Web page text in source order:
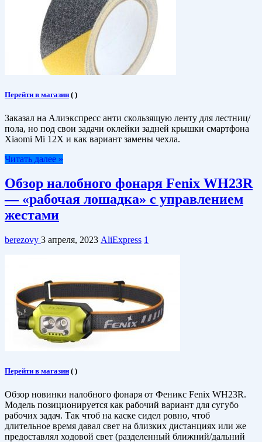
Перейти в магазин ( )
Заказал на Алиэкспресс анти скользящую ленту для лестниц/
пола, но под свои задачи оклейки задней крышки смартфона
Xiaomi Mi 12X и как вариант замены чехла.
Читать далее »
Обзор налобного фонаря Fenix WH23R
— «рабочая лошадка» с управлением
жестами
berezovy 3 апреля, 2023 AliExpress 1
Перейти в магазин ( )
Обзор новинки налобного фонаря от Феникс Fenix WH23R.
Модель позиционируется как рабочий вариант для сугубо
рабочих задач. Так чтоб на каске сидел ровно, чтоб
длительное время давал свет на близких дистанциях или же
предоставлял ходовой свет (разделенный ближний/дальний